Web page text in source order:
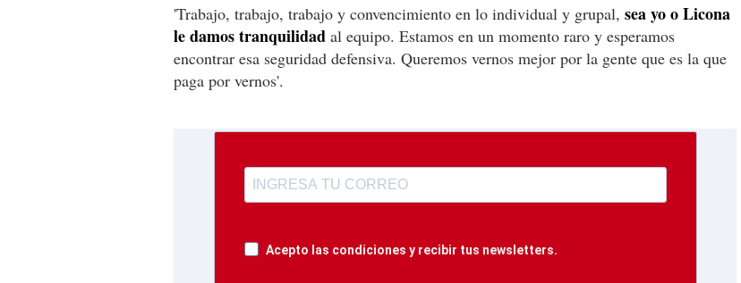
'Trabajo, trabajo, trabajo y convencimiento en lo individual y grupal, sea yo o Licona
le damos tranquilidad al equipo. Estamos en un momento raro y esperamos
encontrar esa seguridad defensiva. Queremos vernos mejor por la gente que es la que
paga por vernos'.
Acepto las condiciones y recibir tus newsletters.